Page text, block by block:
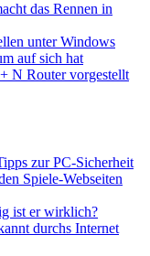
das Rennen in
unter Windows
auf sich hat
N Router vorgestellt
zur PC-Sicherheit
Spiele-Webseiten
ist er wirklich?
durchs Internet